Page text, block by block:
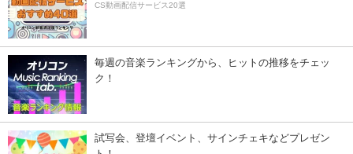
CS動画配信サービス20選
毎週の音楽ランキングから、ヒットの推移をチェッ
ク！
試写会、登壇イベント、サインチェキなどプレゼン